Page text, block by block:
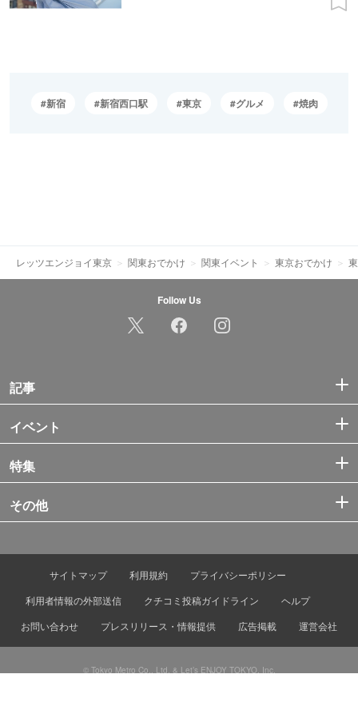
新宿 新宿西口駅 東京 グルメ 焼肉
レッツエンジョイ東京 関東おでかけ 関東イベント 東京おでかけ
Follow Us
記事
イベント
特集
その他
サイトマップ 利用規約
プライバシーポリシー
利用者情報の外部送信
クチコミ投稿ガイドライン
ヘルプ
お問い合わせ
プレスリリース・情報提供 広告掲載 運営会社
© Tokyo Metro Co., Ltd. & Let’s ENJOY TOKYO, Inc.